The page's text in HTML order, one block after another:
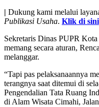
| Dukung kami melalui
Publikasi Usaha. Klik di sini
Sekretaris Dinas PUPR
memang secara aturan,
melanggar.
“Tapi pas pelaksanaannya
terangnya saat ditemui di
Pengendalian Tata Ruang
di Alam Wisata Cimahi,